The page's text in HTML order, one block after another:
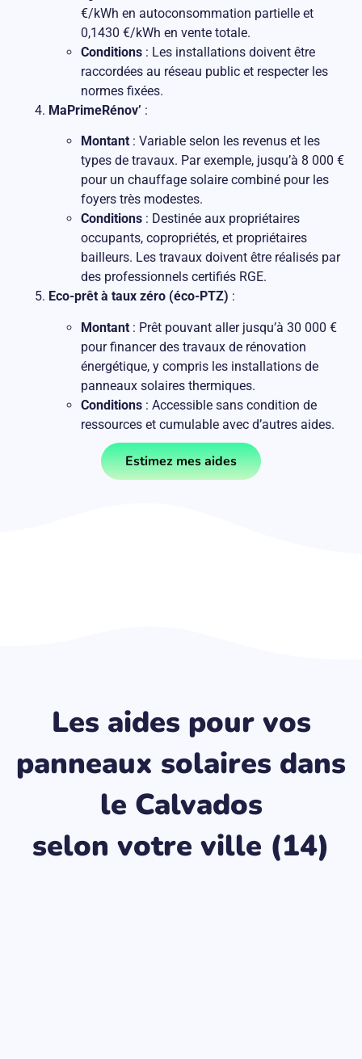
€/kWh en autoconsommation partielle et
0,1430 €/kWh en vente totale.
Conditions : Les installations doivent être
raccordées au réseau public et respecter les
normes fixées.
MaPrimeRénov’ :
Montant : Variable selon les revenus et les
types de travaux. Par exemple, jusqu’à 8 000 €
pour un chauffage solaire combiné pour les
foyers très modestes.
Conditions : Destinée aux propriétaires
occupants, copropriétés, et propriétaires
bailleurs. Les travaux doivent être réalisés par
des professionnels certifiés RGE.
Eco-prêt à taux zéro (éco-PTZ) :
Montant : Prêt pouvant aller jusqu’à 30 000 €
pour financer des travaux de rénovation
énergétique, y compris les installations de
panneaux solaires thermiques.
Conditions : Accessible sans condition de
ressources et cumulable avec d’autres aides.
Estimez mes aides
Les aides pour vos
panneaux solaires dans
le Calvados
selon votre ville (14)